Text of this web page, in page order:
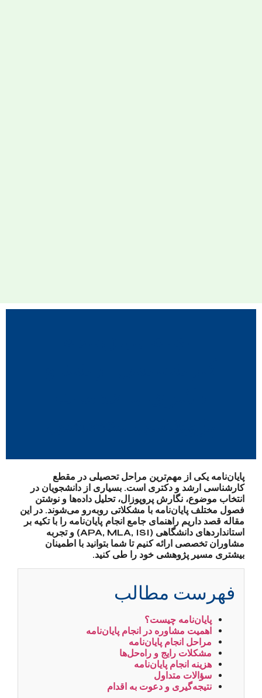
پایان‌نامه یکی از مهم‌ترین مراحل تحصیلی در مقطع
کارشناسی ارشد و دکتری است. بسیاری از دانشجویان در
انتخاب موضوع، نگارش پروپوزال، تحلیل داده‌ها و نوشتن
فصول مختلف پایان‌نامه با مشکلاتی روبه‌رو می‌شوند. در این
مقاله قصد داریم راهنمای جامع انجام پایان‌نامه را با تکیه بر
استانداردهای دانشگاهی (APA, MLA, ISI) و تجربه
مشاوران تخصصی ارائه کنیم تا شما بتوانید با اطمینان
بیشتری مسیر پژوهشی خود را طی کنید.
فهرست مطالب
پایان‌نامه چیست؟
اهمیت مشاوره در انجام پایان‌نامه
مراحل انجام پایان‌نامه
مشکلات رایج و راه‌حل‌ها
هزینه انجام پایان‌نامه
سؤالات متداول
نتیجه‌گیری و دعوت به اقدام